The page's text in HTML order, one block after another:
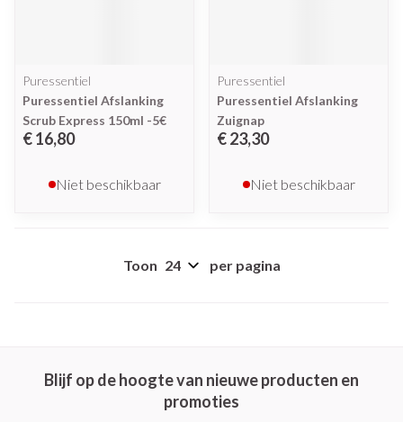
Puressentiel
Puressentiel Afslanking
Scrub Express 150ml -5€
€ 16,80
Niet beschikbaar
Puressentiel
Puressentiel Afslanking
Zuignap
€ 23,30
Niet beschikbaar
Toon per pagina
Blijf op de hoogte van nieuwe producten en
promoties